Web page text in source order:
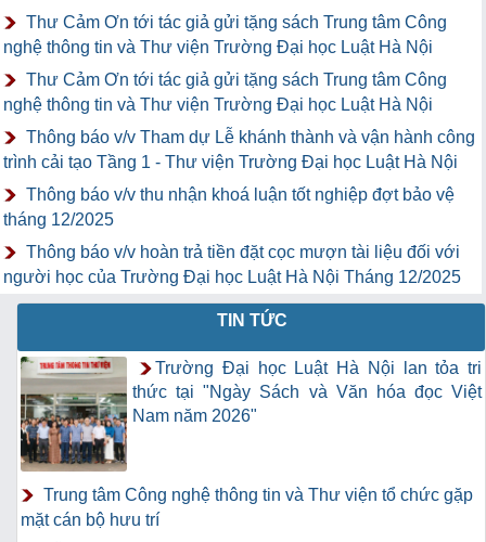
Thư Cảm Ơn tới tác giả gửi tặng sách Trung tâm Công
nghệ thông tin và Thư viện Trường Đại học Luật Hà Nội
Thư Cảm Ơn tới tác giả gửi tặng sách Trung tâm Công
nghệ thông tin và Thư viện Trường Đại học Luật Hà Nội
Thông báo v/v Tham dự Lễ khánh thành và vận hành công
trình cải tạo Tầng 1 - Thư viện Trường Đại học Luật Hà Nội
Thông báo v/v thu nhận khoá luận tốt nghiệp đợt bảo vệ
tháng 12/2025
Thông báo v/v hoàn trả tiền đặt cọc mượn tài liệu đối với
người học của Trường Đại học Luật Hà Nội Tháng 12/2025
TIN TỨC
Trường Đại học Luật Hà Nội lan tỏa tri
thức tại "Ngày Sách và Văn hóa đọc Việt
Nam năm 2026"
Trung tâm Công nghệ thông tin và Thư viện tổ chức gặp
mặt cán bộ hưu trí